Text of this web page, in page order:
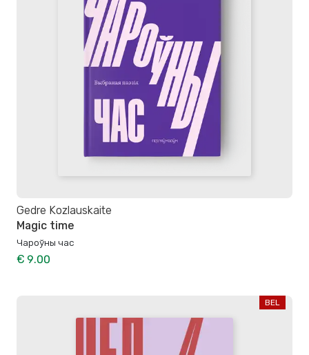
Gedre Kozlauskaite
Magic time
Чароўны час
€ 9.00
BEL